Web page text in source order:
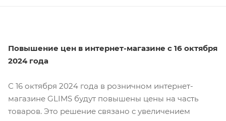
Повышение цен в интернет-магазине с 16 октября
2024 года
С 16 октября 2024 года в розничном интернет-
магазине GLIMS будут повышены цены на часть
товаров. Это решение связано с увеличением